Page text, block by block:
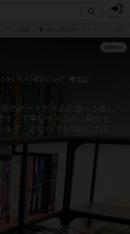
8-1 ALPS横浜ビル4F（
地図
のボードゲームが遊べる優し
。丁寧なゲームのご紹介と
す。どなたでも気軽にお立